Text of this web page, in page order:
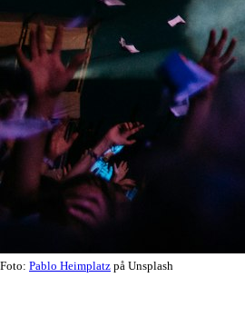
Foto: Pablo Heimplatz på Unsplash